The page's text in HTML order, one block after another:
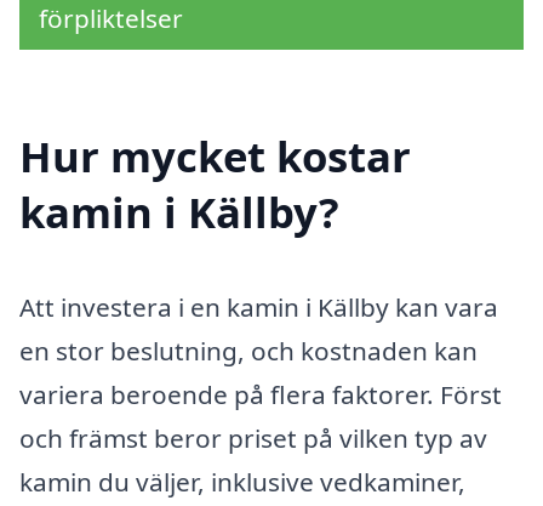
förpliktelser
Hur mycket kostar
kamin i Källby?
Att investera i en kamin i Källby kan vara
en stor beslutning, och kostnaden kan
variera beroende på flera faktorer. Först
och främst beror priset på vilken typ av
kamin du väljer, inklusive vedkaminer,